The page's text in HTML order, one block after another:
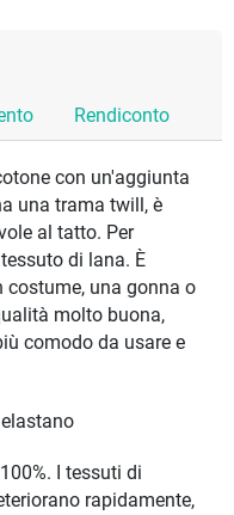
Rendiconto
con un'aggiunta
una trama twill, è
al tatto. Per
di lana. È
costume, una gonna o
molto buona,
comodo da usare e
I tessuti di
rapidamente,